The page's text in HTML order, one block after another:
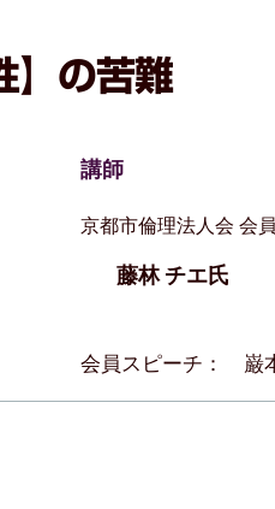
】の苦難
講師
京都市倫理法人会 会員
藤林 チエ氏
会員スピーチ： 巌